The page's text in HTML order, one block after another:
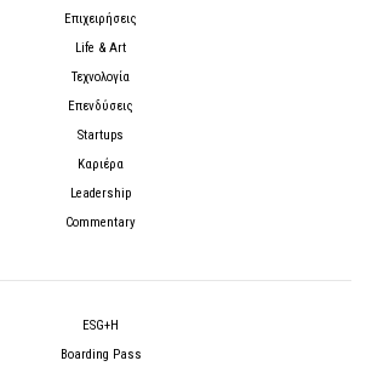
Επιχειρήσεις
Life & Art
Τεχνολογία
Επενδύσεις
Startups
Καριέρα
Leadership
Commentary
ESG+H
Boarding Pass